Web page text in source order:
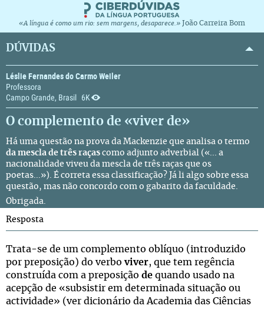
«A língua é como um rio: sem margens, desaparece.» João Carreira Bom
DÚVIDAS
Léslie Fernandes do Carmo Weiler
Professora
Campo Grande, Brasil
6K
O complemento de «viver de»
Há uma questão na prova da Mackenzie que analisa o termo
da mescla de três raças como adjunto adverbial («... a
nacionalidade viveu da mescla de três raças que os
poetas...»). É correta essa classificação? Já li algo sobre essa
questão, mas não concordo com o gabarito da faculdade.
Obrigada.
Resposta
Trata-se de um complemento oblíquo (introduzido
por preposição) do verbo viver, que tem regência
construída com a preposição de quando usado na
acepção de «subsistir em determinada situação ou
actividade» (ver dicionário da Academia das Ciências